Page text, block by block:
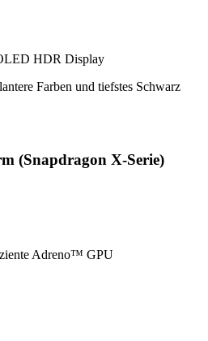
HDR Display
Farben und tiefstes Schwarz
(Snapdragon X-Serie)
Adreno™ GPU